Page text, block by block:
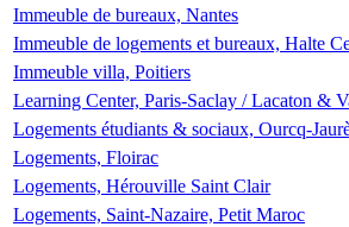
Immeuble de bureaux, Nantes
Immeuble de logements et bureaux, Halte
Immeuble villa, Poitiers
Learning Center, Paris-Saclay / Lacaton &
Logements étudiants & sociaux, Ourcq-
Logements, Floirac
Logements, Hérouville Saint Clair
Logements, Saint-Nazaire, Petit Maroc